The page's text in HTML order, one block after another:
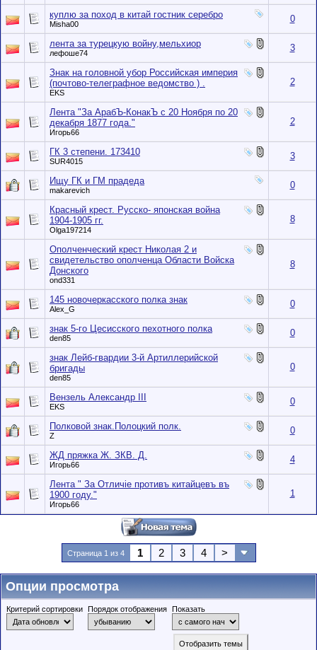
куплю за поход в китай гостник серебро
Misha00 0
лента за турецкую войну,мельхиор
лефоше74 3
Знак на головной убор Российская империя
(почтово-телеграфное ведомство ) .
EKS
2
Лента "За АрабЪ-КонакЪ с 20 Ноября по 20
декабря 1877 года."
Игорь66
2
ГК 3 степени. 173410
SUR4015 3
Ищу ГК и ГМ прадеда
makarevich 0
Красный крест. Русско- японская война
1904-1905 гг.
Olga197214
8
Ополченческий крест Николая 2 и
свидетельство ополченца Области Войска
Донского
ond331
8
145 новочеркасского полка знак
Alex_G 0
знак 5-го Цесисского пехотного полка
den85 0
знак Лейб-гвардии 3-й Артиллерийской
бригады
den85
0
Вензель Александр III
EKS 0
Полковой знак.Полоцкий полк.
Z 0
ЖД пряжка Ж. ЗКВ. Д.
Игорь66 4
Лента " За Отличiе противъ китайцевъ въ
1900 году."
Игорь66
1
Страница 1 из 4 1 2 3 4 >
Опции просмотра
Критерий сортировки Порядок отображения Показать